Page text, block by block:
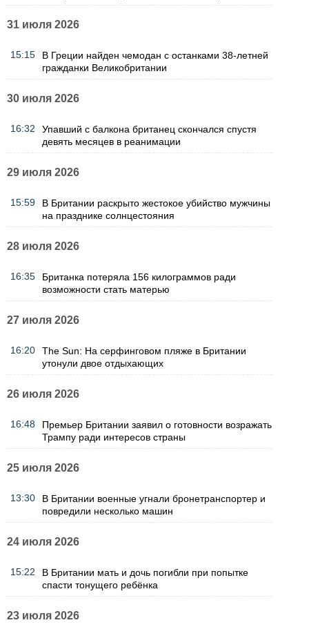
31 июля 2026
15:15
В Греции найден чемодан с останками 38-летней
гражданки Великобритании
30 июля 2026
16:32
Упавший с балкона британец скончался спустя
девять месяцев в реанимации
29 июля 2026
15:59
В Британии раскрыто жестокое убийство мужчины
на празднике солнцестояния
28 июля 2026
16:35
Британка потеряла 156 килограммов ради
возможности стать матерью
27 июля 2026
16:20
The Sun: На серфинговом пляже в Британии
утонули двое отдыхающих
26 июля 2026
16:48
Премьер Британии заявил о готовности возражать
Трампу ради интересов страны
25 июля 2026
13:30
В Британии военные угнали бронетранспортер и
повредили несколько машин
24 июля 2026
15:22
В Британии мать и дочь погибли при попытке
спасти тонущего ребёнка
23 июля 2026